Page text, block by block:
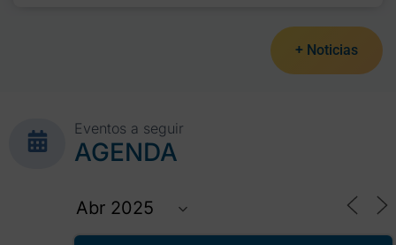
+ Noticias
Eventos a seguir
AGENDA